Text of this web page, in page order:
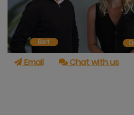
Email Chat with us